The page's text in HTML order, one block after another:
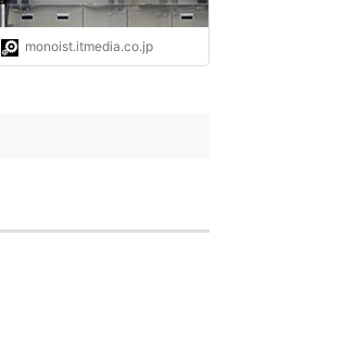
monoist.itmedia.co.jp